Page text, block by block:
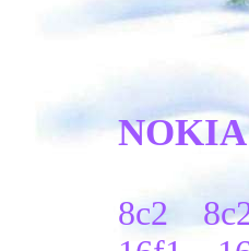
NOKIA
8c2